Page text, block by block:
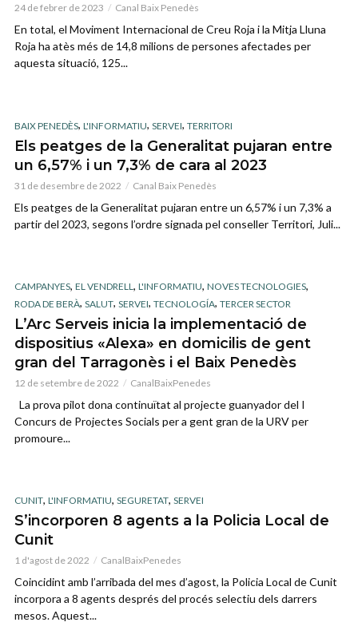
24 de febrer de 2023 Canal Baix Penedès
En total, el Moviment Internacional de Creu Roja i la Mitja Lluna
Roja ha atès més de 14,8 milions de persones afectades per
aquesta situació, 125...
BAIX PENEDÈS, L'INFORMATIU, SERVEI, TERRITORI
Els peatges de la Generalitat pujaran entre
un 6,57% i un 7,3% de cara al 2023
31 de desembre de 2022 Canal Baix Penedès
Els peatges de la Generalitat pujaran entre un 6,57% i un 7,3% a
partir del 2023, segons l’ordre signada pel conseller Territori, Juli...
CAMPANYES, EL VENDRELL, L'INFORMATIU, NOVES TECNOLOGIES,
RODA DE BERÀ, SALUT, SERVEI, TECNOLOGÍA, TERCER SECTOR
L’Arc Serveis inicia la implementació de
dispositius «Alexa» en domicilis de gent
gran del Tarragonès i el Baix Penedès
12 de setembre de 2022 CanalBaixPenedes
La prova pilot dona continuïtat al projecte guanyador del I
Concurs de Projectes Socials per a gent gran de la URV per
promoure...
CUNIT, L'INFORMATIU, SEGURETAT, SERVEI
S’incorporen 8 agents a la Policia Local de
Cunit
1 d'agost de 2022 CanalBaixPenedes
Coincidint amb l’arribada del mes d’agost, la Policia Local de Cunit
incorpora a 8 agents després del procés selectiu dels darrers
mesos. Aquest...